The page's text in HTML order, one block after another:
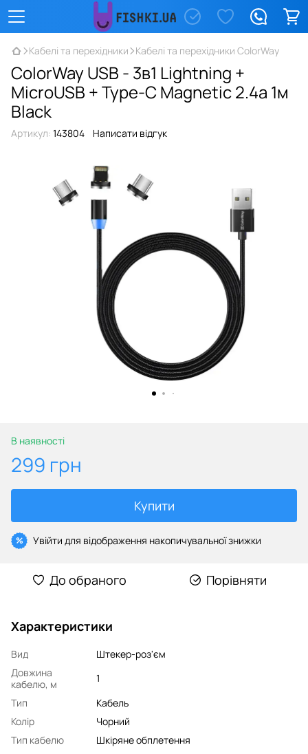
Кабелі та перехідники Кабелі та перехідники ColorWay
ColorWay USB - 3в1 Lightning +
MicroUSB + Type-C Magnetic 2.4а 1м
Black
Артикул: 143804 Написати відгук
В наявності
299 грн
Купити
% Увійти для відображення накопичувальної знижки
До обраного Порівняти
Характеристики
Вид
Штекер-роз'єм
Довжина
кабелю, м
1
Тип
Кабель
Колір
Чорний
Тип кабелю
Шкіряне обплетення